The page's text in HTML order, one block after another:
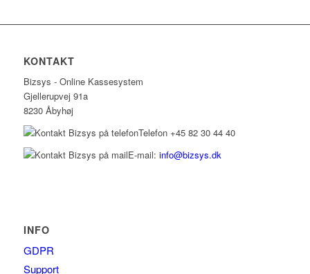
KONTAKT
Bizsys - Online Kassesystem
Gjellerupvej 91a
8230 Åbyhøj
Telefon +45 82 30 44 40
E-mail: info@bizsys.dk
INFO
GDPR
Support